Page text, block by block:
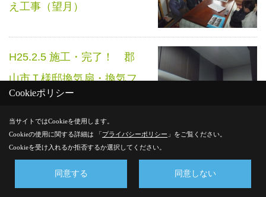
え工事（望月）
H25.2.5 施工・完了！ 郡
山市Ｔ様邸換気扇・換気フ
ード取付（望月）
H25.2.4 施工・完了！ 郡
山市Ｔ様邸プラマードＵ取
付工事（望月）
Cookieポリシー
当サイトではCookieを使用します。
Cookieの使用に関する詳細は 「プライバシーポリシー 」をご覧ください。
Cookieを受け入れるか拒否するか選択してください。
同意する 同意しない